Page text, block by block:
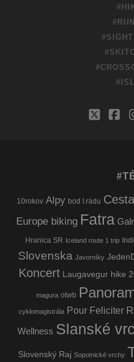
twitter
10rokov Alpy bod I.rádu
Europe biking Fatra
Hranica SR Iceland route 1 trip
Slovenska Javorníky
Koncert Laugavegur hike
magura otwb
cyklomagistrála Pour Feliciter
Wellness Slanské
Slovenský Raj Sopotnické vrchy